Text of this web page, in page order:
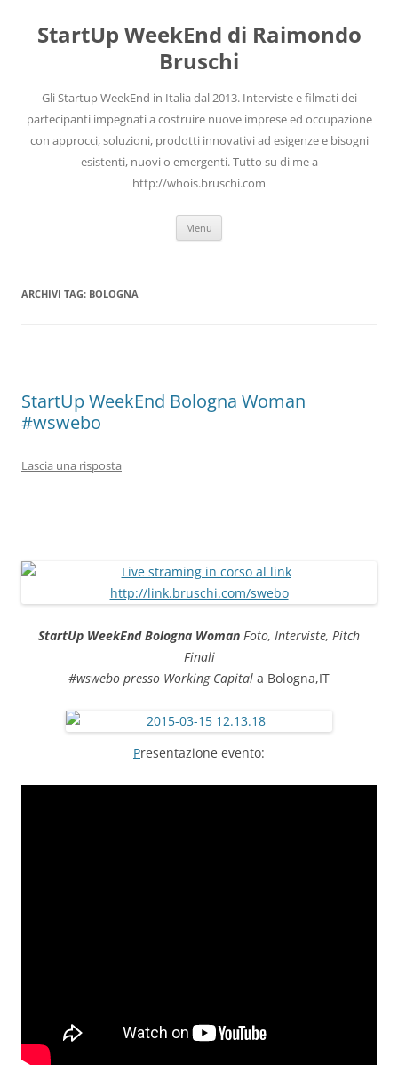
contenuto
StartUp WeekEnd di Raimondo
Bruschi
Gli Startup WeekEnd in Italia dal 2013. Interviste e filmati dei
partecipanti impegnati a costruire nuove imprese ed occupazione
con approcci, soluzioni, prodotti innovativi ad esigenze e bisogni
esistenti, nuovi o emergenti. Tutto su di me a
http://whois.bruschi.com
Menu
ARCHIVI TAG: BOLOGNA
StartUp WeekEnd Bologna Woman
#wswebo
Lascia una risposta
StartUp WeekEnd Bologna Woman Foto, Interviste, Pitch
Finali
#wswebo presso Working Capital a Bologna,IT
Presentazione evento: